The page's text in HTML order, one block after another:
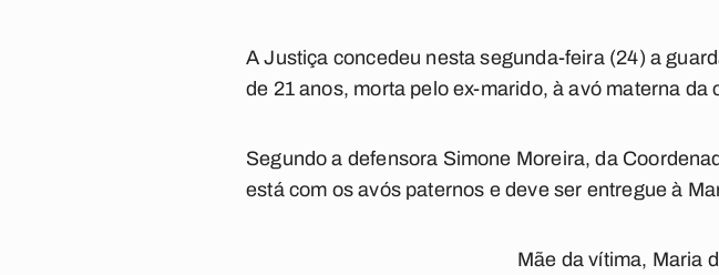
A Justiça concedeu nesta segunda-feira (24) a
de 21 anos, morta pelo ex-marido, à avó materna da
Segundo a defensora Simone Moreira, da
está com os avós paternos e deve ser entregue à
Mãe da vítima, Maria